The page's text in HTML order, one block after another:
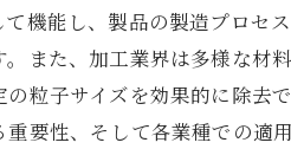
て機能し、製品の製造プロセ
。また、加工業界は多様な材
の粒子サイズを効果的に除去
要性、そして各業種での適